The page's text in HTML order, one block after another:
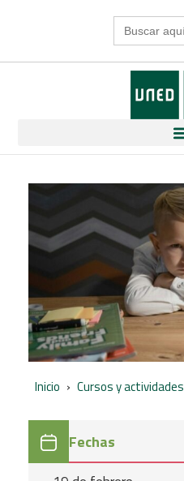
Search
for:
Inicio › Cursos y actividades
Fechas